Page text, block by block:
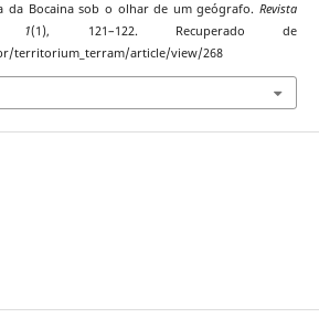
da Bocaina sob o olhar de um geógrafo.Revista
1(1), 121–122. Recuperado de
territorium_terram/article/view/268